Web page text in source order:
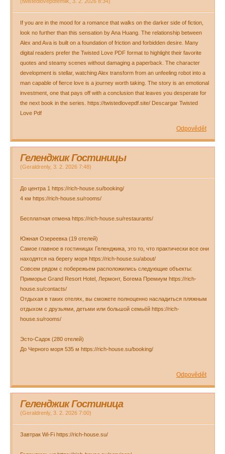
If you are in the mood for a romance that walks on the darker side of fiction,
look no further than this sensation by Ana Huang. The relationship between
Alex and Ava is built on a foundation of friction and forbidden desire. Many
digital readers prefer the Twisted Love PDF format to highlight their favorite
quotes and steamy scenes without damaging a paperback. The character
development is stellar, watching Alex transform from an unfeeling robot into a
man capable of fierce love is a journey worth taking. The story is an emotional
investment, one that pays off with a conclusion that leaves you desperate for
the next book in the series. https://twistedlovepdf.site/ Descargar Twisted
Love Pdf
Odpovědět
Геленджик Гостиницы
(Geraldrenly, 3. 2. 2026 7:48)
До центра 1 https://rich-house.su/booking/
4 км https://rich-house.su/rooms/
Бесплатная отмена https://rich-house.su/restaurants/
Южная Озереевка (19 отелей)
Самое главное в гостиницах Геленджика, это то, что практически все они
находятся на берегу моря https://rich-house.su/about/
Совсем рядом с побережьем расположились следующие объекты:
Приморье Grand Resort Hotel, Лермонт, Богема Премиум https://rich-
house.su/contacts/
Отдыхая в таких отелях, вы сможете полноценно насладиться пляжным
отдыхом с друзьями, детьми или большой семьёй https://rich-
house.su/rooms/
Эсто-Садок (280 отелей)
До Черного моря 535 м https://rich-house.su/booking/
Odpovědět
Геленджик Гостиница
(Geraldrenly, 3. 2. 2026 7:00)
Завтрак Wi-Fi https://rich-house.su/